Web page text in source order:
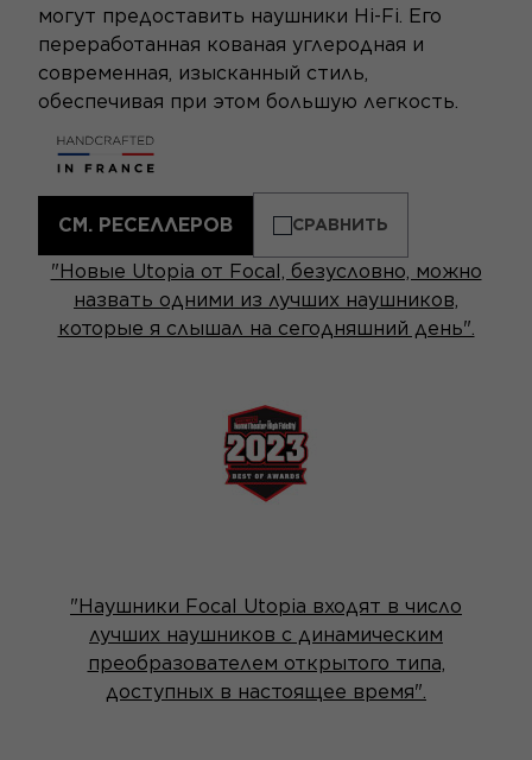
могут предоставить наушники Hi-Fi. Его
переработанная кованая углеродная и
современная, изысканный стиль,
обеспечивая при этом большую легкость.
СМ. РЕСЕЛЛЕРОВ СРАВНИТЬ
"Новые Utopia от Focal, безусловно, можно
назвать одними из лучших наушников,
которые я слышал на сегодняшний день".
"Наушники Focal Utopia входят в число
лучших наушников с динамическим
преобразователем открытого типа,
доступных в настоящее время".